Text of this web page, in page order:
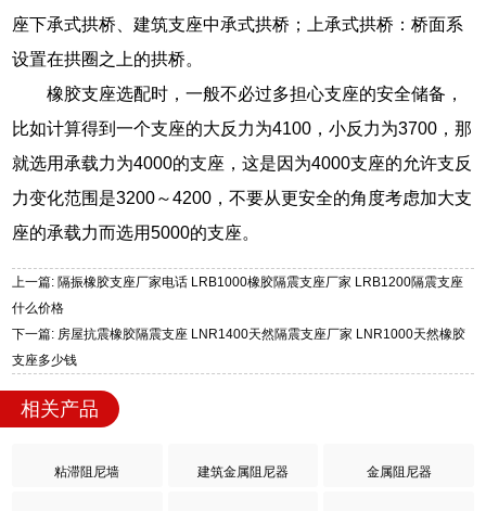
座下承式拱桥、建筑支座中承式拱桥；上承式拱桥：桥面系
设置在拱圈之上的拱桥。
橡胶支座选配时，一般不必过多担心支座的安全储备，
比如计算得到一个支座的大反力为4100，小反力为3700，那
就选用承载力为4000的支座，这是因为4000支座的允许支反
力变化范围是3200～4200，不要从更安全的角度考虑加大支
座的承载力而选用5000的支座。
上一篇: 隔振橡胶支座厂家电话 LRB1000橡胶隔震支座厂家 LRB1200隔震支座
什么价格
下一篇: 房屋抗震橡胶隔震支座 LNR1400天然隔震支座厂家 LNR1000天然橡胶
支座多少钱
相关产品
粘滞阻尼墙 建筑金属阻尼器 金属阻尼器